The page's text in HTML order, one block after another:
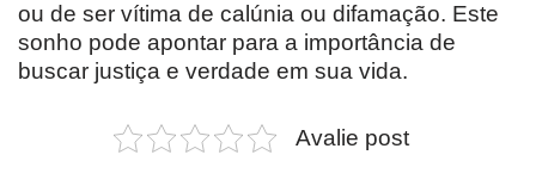
ou de ser vítima de calúnia ou difamação. Este
sonho pode apontar para a importância de
buscar justiça e verdade em sua vida.
Avalie post